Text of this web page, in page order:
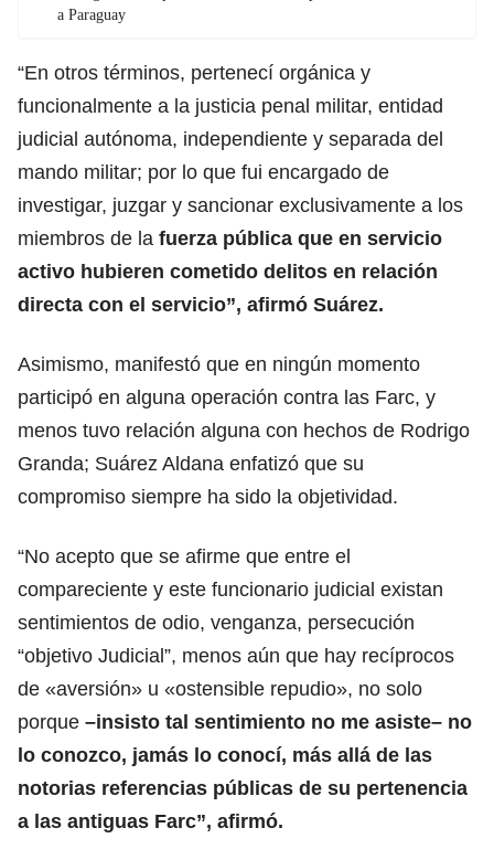
a Paraguay
“En otros términos, pertenecí orgánica y
funcionalmente a la justicia penal militar, entidad
judicial autónoma, independiente y separada del
mando militar; por lo que fui encargado de
investigar, juzgar y sancionar exclusivamente a los
miembros de la fuerza pública que en servicio
activo hubieren cometido delitos en relación
directa con el servicio”, afirmó Suárez.
Asimismo, manifestó que en ningún momento
participó en alguna operación contra las Farc, y
menos tuvo relación alguna con hechos de Rodrigo
Granda; Suárez Aldana enfatizó que su
compromiso siempre ha sido la objetividad.
“No acepto que se afirme que entre el
compareciente y este funcionario judicial existan
sentimientos de odio, venganza, persecución
“objetivo Judicial”, menos aún que hay recíprocos
de «aversión» u «ostensible repudio», no solo
porque –insisto tal sentimiento no me asiste– no
lo conozco, jamás lo conocí, más allá de las
notorias referencias públicas de su pertenencia
a las antiguas Farc”, afirmó.